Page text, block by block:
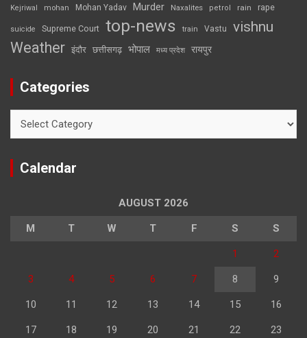
Kejriwal mohan Mohan Yadav Murder Naxalites petrol rain rape
suicide Supreme Court top-news train Vastu vishnu
Weather इंदौर छत्तीसगढ़ भोपाल मध्य प्रदेश रायपुर
Categories
Calendar
AUGUST 2026
M T W T F S S
1 2
3 4 5 6 7 8 9
10 11 12 13 14 15 16
17 18 19 20 21 22 23